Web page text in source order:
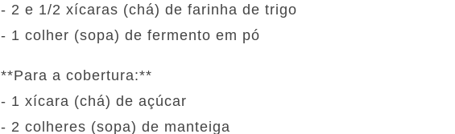
- 2 e 1/2 xícaras (chá) de farinha de trigo
- 1 colher (sopa) de fermento em pó
**Para a cobertura:**
- 1 xícara (chá) de açúcar
- 2 colheres (sopa) de manteiga